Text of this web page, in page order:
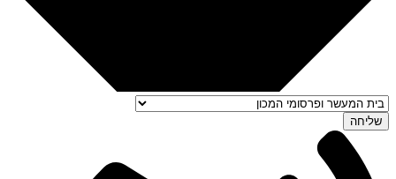
שליחה